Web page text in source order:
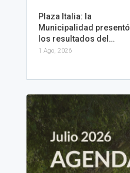
Plaza Italia: la
Municipalidad presentó
los resultados del…
1 Ago, 2026